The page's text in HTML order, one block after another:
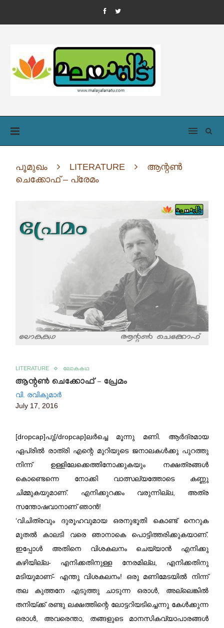
പൂമുഖം LITERATURE
ആന്റൺ
ചെക്കോഫ് – പ്രേമം
LITERATURE ലോകകഥ
ആന്റൺ ചെക്കോഫ് – പ്രേമം
വി. രവികുമാര്‍
July 17, 2016
[dropcap]പു[/dropcap]ലർച്ചെ മൂന്നു മണി. ആർദ്രമായ
ഏപ്രിൽ രാത്രി എന്റെ മുറിയുടെ ജനാലകൾക്കു പുറത്തു
നിന്ന് ഉള്ളിലേക്കെത്തിനോക്കുകയും നക്ഷത്രങ്ങൾ
കൊണ്ടെന്നെ നോക്കി വാത്സല്യത്തോടെ കണ്ണു
ചിമ്മുകയുമാണ്‌. എനിക്കുറക്കം വരുന്നില്ല, അത്ര
സന്തോഷവാനാണ്‌ ഞാൻ!
‘വിചിത്രവും ദുരൂഹവുമായ ഒരനുഭൂതി കൊണ്ട് നെറുക
മുതൽ കാലടി വരെ ഞാനാകെ പൊട്ടിത്തരിക്കുകയാണ്‌.
ഇപ്പോൾ അതിനെ വിശകലനം ചെയ്യാൻ എനിക്കു
കഴിയില്ല- എനിക്കതിനുള്ള നേരമില്ല, എനിക്കതിനു
മടിയുമാണ്‌- എന്തു വിശകലനം! ഒരു മണിമേടയിൽ നിന്ന്
തല കുത്തനേ എടുത്തു ചാടുന്ന ഒരാൾ, അല്ലെങ്കിൽ
തനിയ്ക്ക് രണ്ടു ലക്ഷത്തിന്റെ ലോട്ടറിയടിച്ചെന്നു കേൾക്കുന്ന
ഒരാൾ, അവരെന്താ, തങ്ങളുടെ മാനസികവ്യാപാരങ്ങൾ